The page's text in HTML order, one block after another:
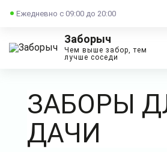
Ежедневно с 09:00 до 20:00
Заборыч
Чем выше забор, тем
лучше соседи
ЗАБОРЫ
ДАЧИ